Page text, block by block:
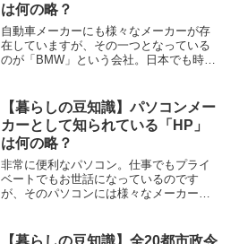
は何の略？
自動車メーカーにも様々なメーカーが存
在していますが、その一つとなっている
のが「BMW」という会社。日本でも時お
して。その略が何かご存じでしょうか？
【暮らしの豆知識】パソコンメー
カーとして知られている「HP」
は何の略？
非常に便利なパソコン。仕事でもプライ
ベートでもお世話になっているのです
が、そのパソコンには様々なメーカーが
HPは何の略なのでしょうか？